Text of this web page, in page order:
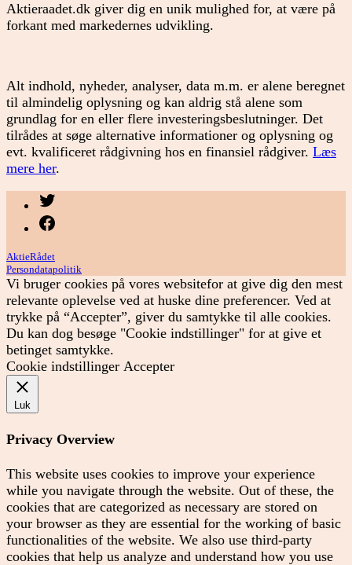
Aktieraadet.dk giver dig en unik mulighed for, at være på
forkant med markedernes udvikling.
Alt indhold, nyheder, analyser, data m.m. er alene beregnet
til almindelig oplysning og kan aldrig stå alene som
grundlag for en eller flere investeringsbeslutninger. Det
tilrådes at søge alternative informationer og oplysning og
evt. kvalificeret rådgivning hos en finansiel rådgiver. Læs
mere her.
AktieRådet
Persondatapolitik
Vi bruger cookies på vores websitefor at give dig den mest
relevante oplevelse ved at huske dine preferencer. Ved at
trykke på “Accepter”, giver du samtykke til alle cookies.
Du kan dog besøge "Cookie indstillinger" for at give et
betinget samtykke.
Cookie indstillinger Accepter
Luk
Privacy Overview
This website uses cookies to improve your experience
while you navigate through the website. Out of these, the
cookies that are categorized as necessary are stored on
your browser as they are essential for the working of basic
functionalities of the website. We also use third-party
cookies that help us analyze and understand how you use